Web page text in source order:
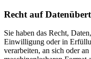
Recht auf
Sie haben das Recht,
Einwilligung oder in
verarbeiten, an sich oder